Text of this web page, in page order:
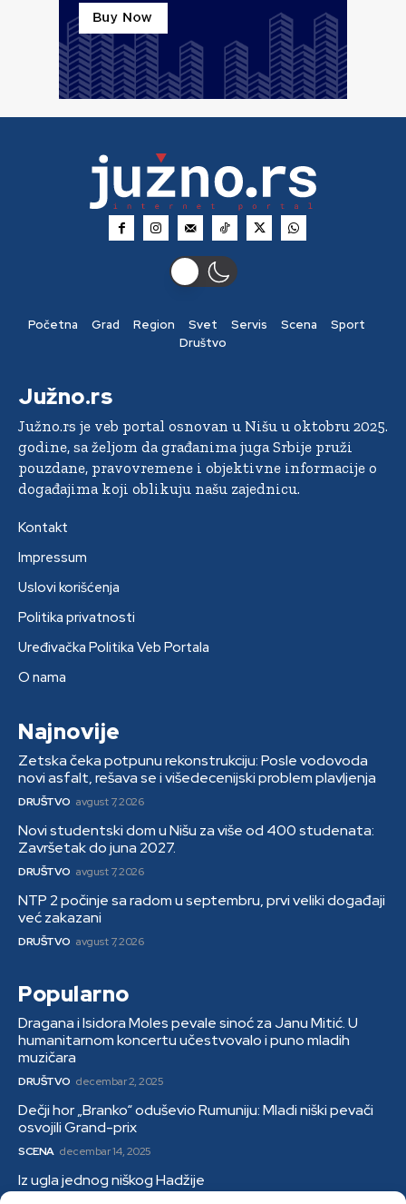
Početna Grad Region Svet Servis Scena
Sport
Društvo
Južno.rs
Južno.rs je veb portal osnovan u Nišu u oktobru 2025.
godine, sa željom da građanima juga Srbije pruži
pouzdane, pravovremene i objektivne informacije o
događajima koji oblikuju našu zajednicu.
Kontakt
Impressum
Uslovi korišćenja
Politika privatnosti
Uređivačka Politika Veb Portala
O nama
Najnovije
Zetska čeka potpunu rekonstrukciju: Posle vodovoda
novi asfalt, rešava se i višedecenijski problem plavljenja
DRUŠTVO avgust 7, 2026
Novi studentski dom u Nišu za više od 400 studenata:
Završetak do juna 2027.
DRUŠTVO avgust 7, 2026
NTP 2 počinje sa radom u septembru, prvi veliki događaji
već zakazani
DRUŠTVO avgust 7, 2026
Popularno
Dragana i Isidora Moles pevale sinoć za Janu Mitić. U
humanitarnom koncertu učestvovalo i puno mladih
muzičara
DRUŠTVO decembar 2, 2025
Dečji hor „Branko“ oduševio Rumuniju: Mladi niški pevači
osvojili Grand-prix
SCENA decembar 14, 2025
Iz ugla jednog niškog Hadžije